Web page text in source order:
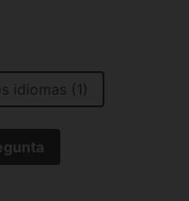
idiomas (1)